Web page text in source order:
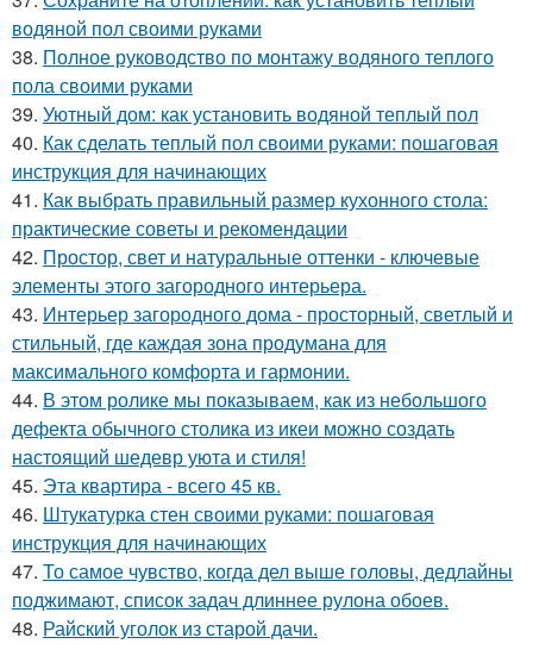
водяной пол своими руками
38. Полное руководство по монтажу водяного теплого
пола своими руками
39. Уютный дом: как установить водяной теплый пол
40. Как сделать теплый пол своими руками: пошаговая
инструкция для начинающих
41. Как выбрать правильный размер кухонного стола:
практические советы и рекомендации
42. Простор, свет и натуральные оттенки - ключевые
элементы этого загородного интерьера.
43. Интерьер загородного дома - просторный, светлый и
стильный, где каждая зона продумана для
максимального комфорта и гармонии.
44. В этом ролике мы показываем, как из небольшого
дефекта обычного столика из икеи можно создать
настоящий шедевр уюта и стиля!
45. Эта квартира - всего 45 кв.
46. Штукатурка стен своими руками: пошаговая
инструкция для начинающих
47. То самое чувство, когда дел выше головы, дедлайны
поджимают, список задач длиннее рулона обоев.
48. Райский уголок из старой дачи.